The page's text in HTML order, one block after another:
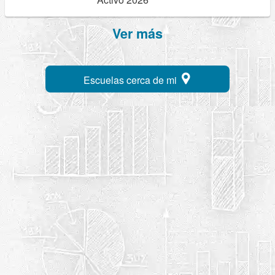
Ver más
Escuelas cerca de mi